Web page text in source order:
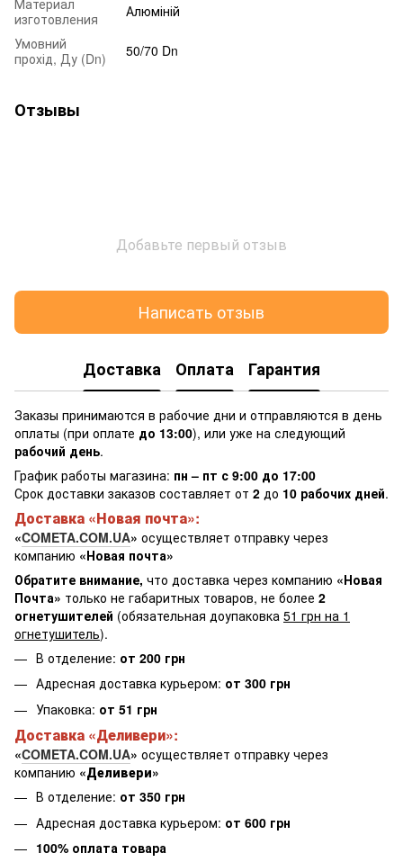
изготовления
Алюміній
Умовний
прохід, Ду (Dn)
50/70 Dn
Отзывы
Добавьте первый отзыв
Написать отзыв
Доставка Оплата Гарантия
Заказы принимаются в рабочие дни и отправляются в день
оплаты (при оплате до 13:00), или уже на следующий
рабочий день.
График работы магазина: пн – пт с 9:00 до 17:00
Срок доставки заказов составляет от 2 до 10 рабочих дней.
Доставка «Новая почта»:
«COMETA.COM.UA» осуществляет отправку через
компанию «Новая почта»
Обратите внимание, что доставка через компанию «Новая
Почта» только не габаритных товаров, не более 2
огнетушителей (обязательная доупаковка 51 грн на 1
огнетушитель).
В отделение: от 200 грн
Адресная доставка курьером: от 300 грн
Упаковка: от 51 грн
Доставка «Деливери»:
«COMETA.COM.UA» осуществляет отправку через
компанию «Деливери»
В отделение: от 350 грн
Адресная доставка курьером: от 600 грн
100% оплата товара